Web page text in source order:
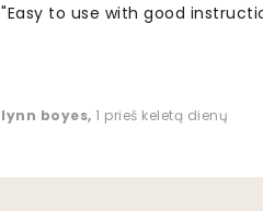
"Easy to use with good
lynn boyes, 1 prieš keletą dienų